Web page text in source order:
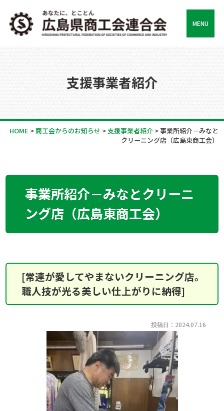
MENU
支援事業者紹介
HOME >商工会からのお知らせ > 支援事業者紹介>事業所紹介－みなと
クリーニング店（広島東商工会）
事業所紹介－みなとクリーニ
ング店（広島東商工会）
[常連が愛してやまないクリーニング店。
職人技が光る美しい仕上がりに納得]
投稿日：2024.07.16